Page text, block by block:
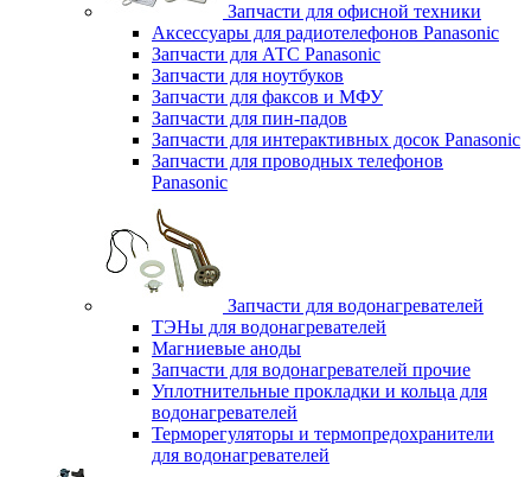
Запчасти для офисной техники
Аксессуары для радиотелефонов Panasonic
Запчасти для АТС Panasonic
Запчасти для ноутбуков
Запчасти для факсов и МФУ
Запчасти для пин-падов
Запчасти для интерактивных досок Panasonic
Запчасти для проводных телефонов
Panasonic
Запчасти для водонагревателей
ТЭНы для водонагревателей
Магниевые аноды
Запчасти для водонагревателей прочие
Уплотнительные прокладки и кольца для
водонагревателей
Терморегуляторы и термопредохранители
для водонагревателей